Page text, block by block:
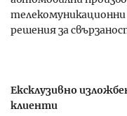
решения за
Ексклузивно
клиенти